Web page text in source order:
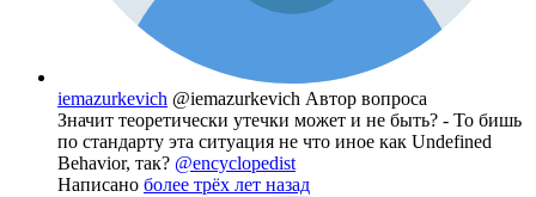
iemazurkevich @iemazurkevich Автор вопроса
Значит теоретически утечки может и не быть? - То бишь
по стандарту эта ситуация не что иное как Undefined
Behavior, так? @encyclopedist
Написано более трёх лет назад